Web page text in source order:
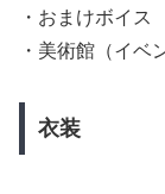
・おまけボイス
・美術館（イベ
衣装